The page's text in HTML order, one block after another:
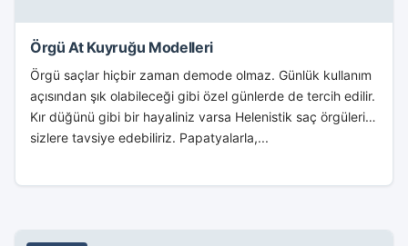
Örgü At Kuyruğu Modelleri
Örgü saçlar hiçbir zaman demode olmaz. Günlük kullanım
açısından şık olabileceği gibi özel günlerde de tercih edilir.
Kır düğünü gibi bir hayaliniz varsa Helenistik saç örgülerini
sizlere tavsiye edebiliriz. Papatyalarla,...